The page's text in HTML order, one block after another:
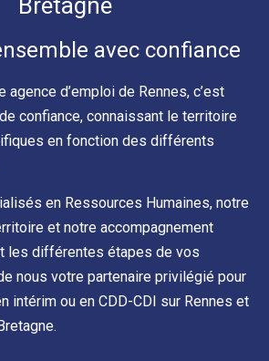
avec confiance
agence d’emploi de Rennes, c’est
confiance, connaissant le territoire
en fonction des différents
en Ressources Humaines, notre
et notre accompagnement
les différentes étapes de vos
nous votre partenaire privilégié pour
intérim ou en CDD-CDI sur Rennes et